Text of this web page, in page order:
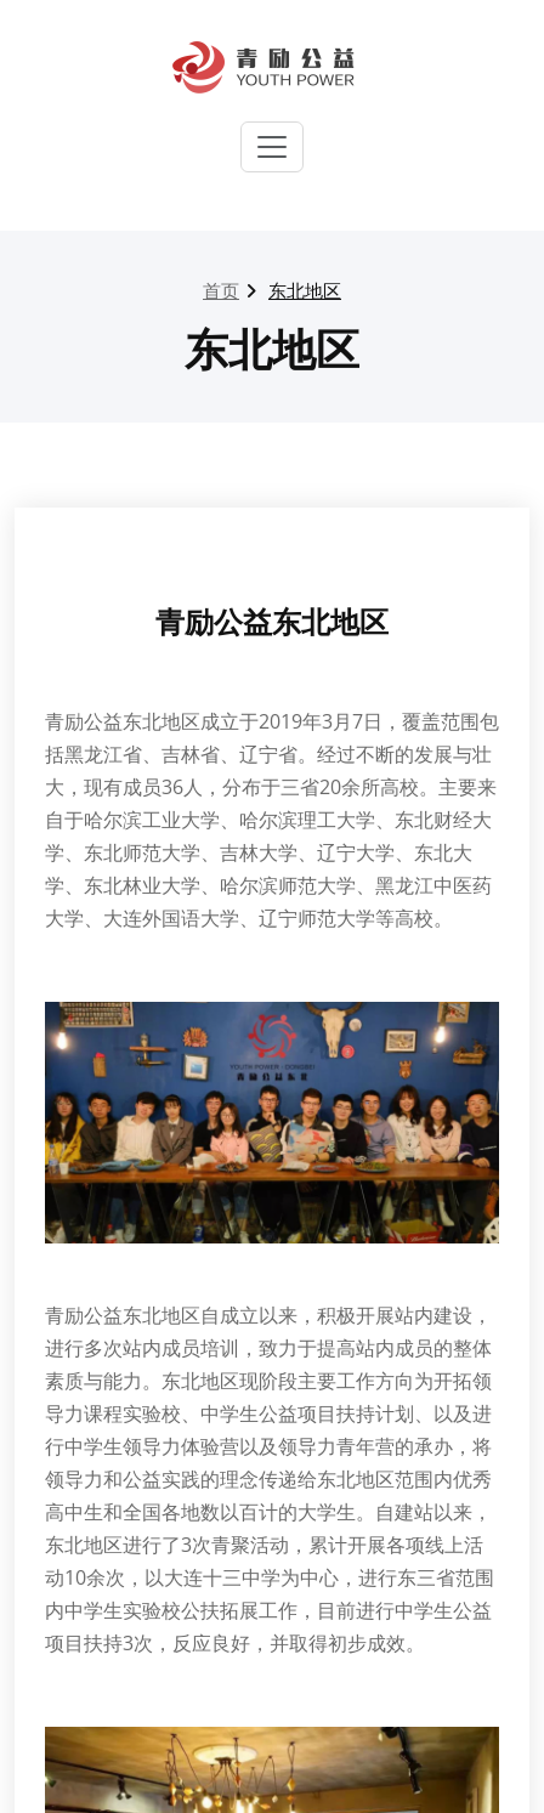
青励公益官方网站
集中国青年之力，筑社会向上之
首页 东北地区
东北地区
青励公益东北地区
青励公益东北地区成立于2019年3月7日，覆盖范围包
括黑龙江省、吉林省、辽宁省。经过不断的发展与壮
大，现有成员36人，分布于三省20余所高校。主要来
自于哈尔滨工业大学、哈尔滨理工大学、东北财经大
学、东北师范大学、吉林大学、辽宁大学、东北大
学、东北林业大学、哈尔滨师范大学、黑龙江中医药
大学、大连外国语大学、辽宁师范大学等高校。
青励公益东北地区自成立以来，积极开展站内建设，
进行多次站内成员培训，致力于提高站内成员的整体
素质与能力。东北地区现阶段主要工作方向为开拓领
导力课程实验校、中学生公益项目扶持计划、以及进
行中学生领导力体验营以及领导力青年营的承办，将
领导力和公益实践的理念传递给东北地区范围内优秀
高中生和全国各地数以百计的大学生。自建站以来，
东北地区进行了3次青聚活动，累计开展各项线上活
动10余次，以大连十三中学为中心，进行东三省范围
内中学生实验校公扶拓展工作，目前进行中学生公益
项目扶持3次，反应良好，并取得初步成效。